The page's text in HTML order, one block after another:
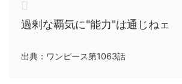
過剰な覇気に"能力"は通じねェ
出典：ワンピース第1063話